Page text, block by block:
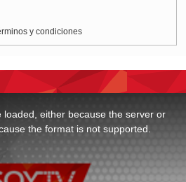
y condiciones
either because the server or
the format is not supported.